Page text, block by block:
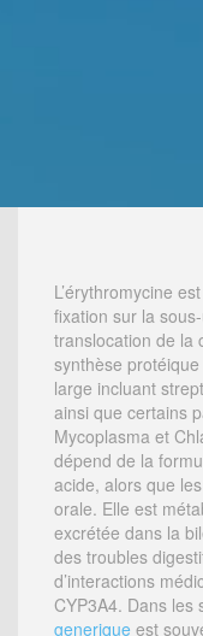
L’érythromycine
fixation sur la
translocation de la
synthèse
large incluant
ainsi que certains
Mycoplasma et
dépend de la
acide, alors que
orale. Elle est
excrétée dans la
des troubles
d’interactions
CYP3A4. Dans les
generique est